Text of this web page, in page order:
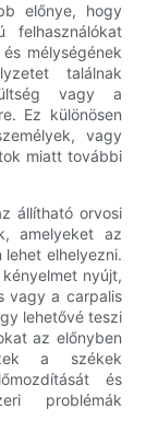
előnye, hogy
mélységének
találnak
vagy a
Ez különösen
vagy
miatt további
állítható orvosi
amelyeket az
lehet elhelyezni.
nyújt,
vagy a carpalis
lehetővé teszi
az előnyben
a székek
és
problémák